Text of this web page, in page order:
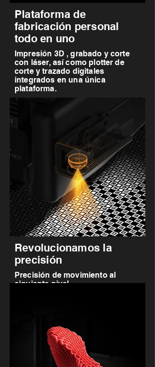
Plataforma de
fabricación personal
todo en uno
Impresión 3D , grabado y corte
con láser, así como plotter de
corte y trazado digitales
integrados en una única
plataforma.
Revolucionamos la
precisión
Precisión de movimiento al
siguiente nivel